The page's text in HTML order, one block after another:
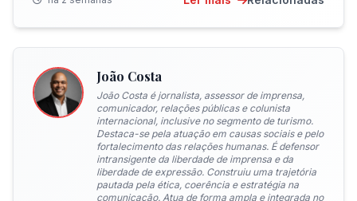
João Costa
João Costa é jornalista, assessor de imprensa,
comunicador, relações públicas e colunista
internacional, inclusive no segmento de turismo.
Destaca-se pela atuação em causas sociais e pelo
fortalecimento das relações humanas. É defensor
intransigente da liberdade de imprensa e da
liberdade de expressão. Construiu uma trajetória
pautada pela ética, coerência e estratégia na
comunicação. Atua de forma ampla e integrada no